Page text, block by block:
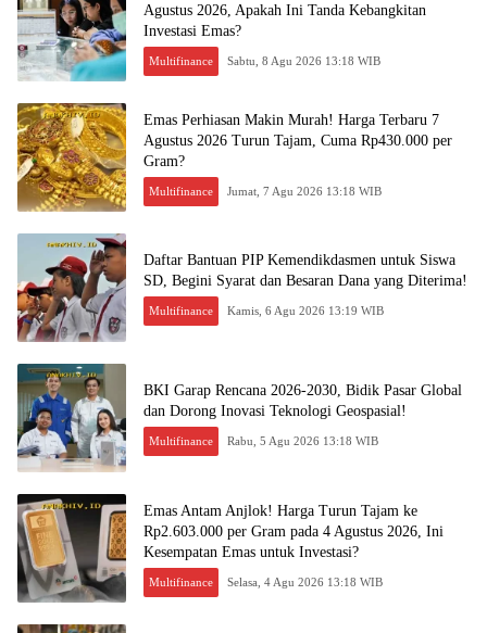
Agustus 2026, Apakah Ini Tanda Kebangkitan
Investasi Emas?
Multifinance Sabtu, 8 Agu 2026 13:18 WIB
Emas Perhiasan Makin Murah! Harga Terbaru 7
Agustus 2026 Turun Tajam, Cuma Rp430.000 per
Gram?
Multifinance Jumat, 7 Agu 2026 13:18 WIB
Daftar Bantuan PIP Kemendikdasmen untuk Siswa
SD, Begini Syarat dan Besaran Dana yang Diterima!
Multifinance Kamis, 6 Agu 2026 13:19 WIB
BKI Garap Rencana 2026-2030, Bidik Pasar Global
dan Dorong Inovasi Teknologi Geospasial!
Multifinance Rabu, 5 Agu 2026 13:18 WIB
Emas Antam Anjlok! Harga Turun Tajam ke
Rp2.603.000 per Gram pada 4 Agustus 2026, Ini
Kesempatan Emas untuk Investasi?
Multifinance Selasa, 4 Agu 2026 13:18 WIB